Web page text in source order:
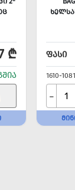
₾ ᲤᲐᲡᲘ
1610-1081
-